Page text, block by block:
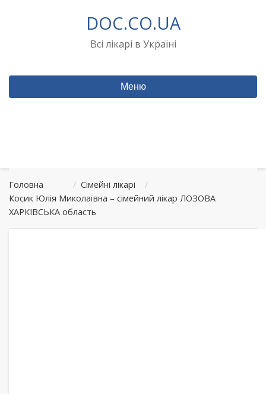
DOC.CO.UA
Всі лікарі в Україні
Меню
Головна / Сімейні лікарі
/
Косик Юлія Миколаївна – сімейний лікар ЛОЗОВА
ХАРКІВСЬКА область